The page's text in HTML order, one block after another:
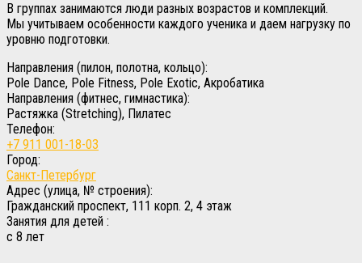
В группах занимаются люди разных возрастов и комплекций.
Мы учитываем особенности каждого ученика и даем нагрузку по
уровню подготовки.
Направления (пилон, полотна, кольцо):
Pole Dance, Pole Fitness, Pole Exotic, Акробатика
Направления (фитнес, гимнастика):
Растяжка (Stretching), Пилатес
Телефон:
+7 911 001-18-03
Город:
Санкт-Петербург
Адрес (улица, № строения):
Гражданский проспект, 111 корп. 2, 4 этаж
Занятия для детей :
с 8 лет